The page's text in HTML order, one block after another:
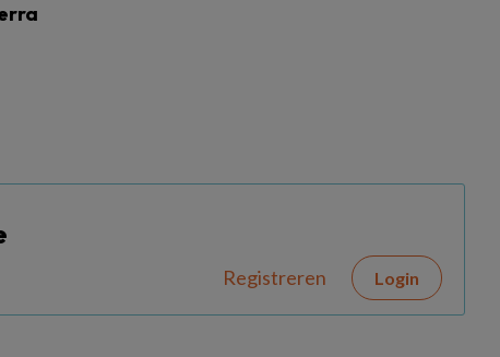
Registreren Login